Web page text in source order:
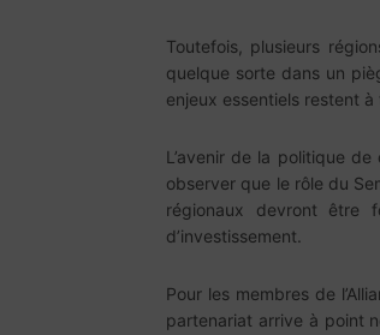
Toutefois, plusieurs
quelque sorte dans un
enjeux essentiels restent
L’avenir de la politique
observer que le rôle du
régionaux devront être
d’investissement.
Pour les membres de
partenariat arrive à point